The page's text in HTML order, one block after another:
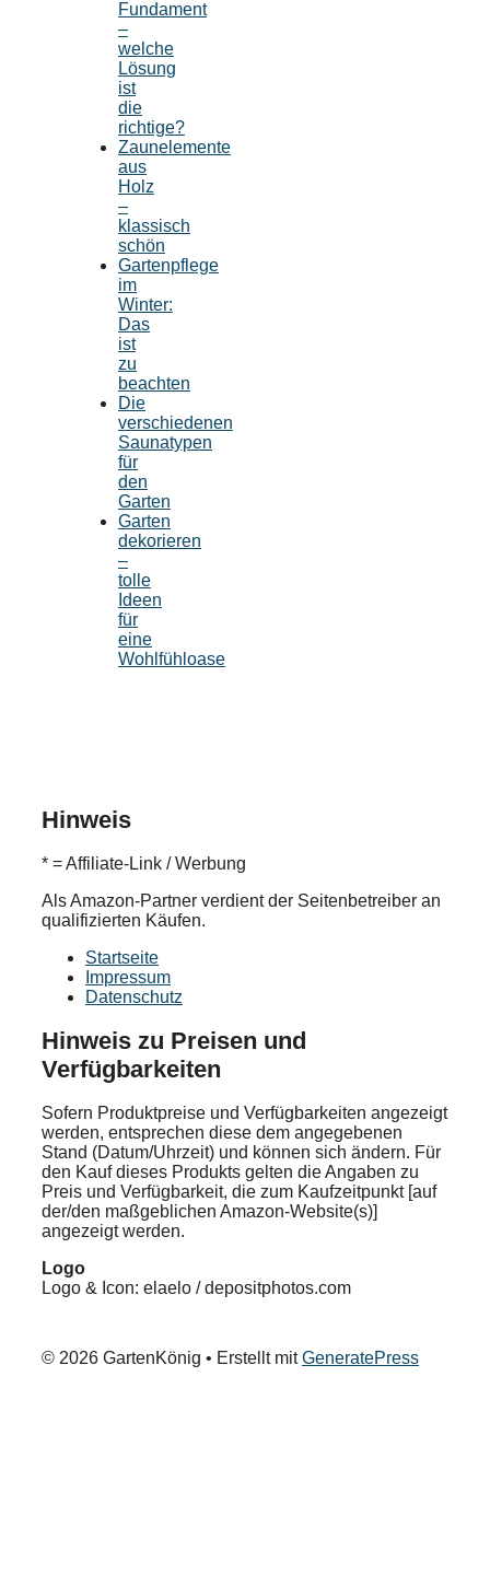
Fundament
–
welche
Lösung
ist
die
richtige?
Zaunelemente
aus
Holz
–
klassisch
schön
Gartenpflege
im
Winter:
Das
ist
zu
beachten
Die
verschiedenen
Saunatypen
für
den
Garten
Garten
dekorieren
–
tolle
Ideen
für
eine
Wohlfühloase
Hinweis
* = Affiliate-Link / Werbung
Als Amazon-Partner verdient der Seitenbetreiber an
qualifizierten Käufen.
Startseite
Impressum
Datenschutz
Hinweis zu Preisen und
Verfügbarkeiten
Sofern Produktpreise und Verfügbarkeiten angezeigt
werden, entsprechen diese dem angegebenen
Stand (Datum/Uhrzeit) und können sich ändern. Für
den Kauf dieses Produkts gelten die Angaben zu
Preis und Verfügbarkeit, die zum Kaufzeitpunkt [auf
der/den maßgeblichen Amazon-Website(s)]
angezeigt werden.
Logo
Logo & Icon: elaelo / depositphotos.com
© 2026 GartenKönig • Erstellt mitGeneratePress